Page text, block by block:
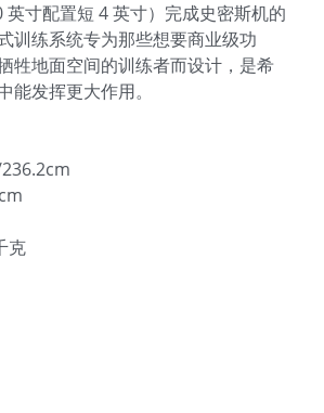
英寸配置短 4 英寸）完成史密斯机的
训练系统专为那些想要商业级功
牲地面空间的训练者而设计，是希
能发挥更大作用。
克